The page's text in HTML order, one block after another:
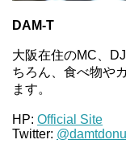
DAM-T
大阪在住のMC、
ちろん、食べ物や
ます。
HP: Official Site
Twitter: